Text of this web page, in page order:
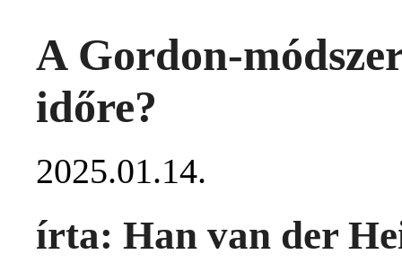
A Gordon-
időre?
2025.01.14.
írta: Han van der